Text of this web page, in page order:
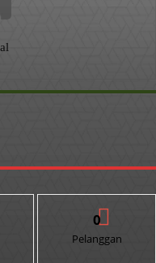
0
Pelanggan